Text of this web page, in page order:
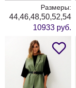
Размеры:
44,46,48,50,52,54
10933 руб.